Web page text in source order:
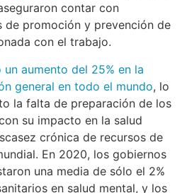
contar con
de promoción y prevención de
con el trabajo.
un aumento del 25% en la
general en todo el mundo, lo
la falta de preparación de los
su impacto en la salud
crónica de recursos de
En 2020, los gobiernos
una media de sólo el 2%
en salud mental, y los